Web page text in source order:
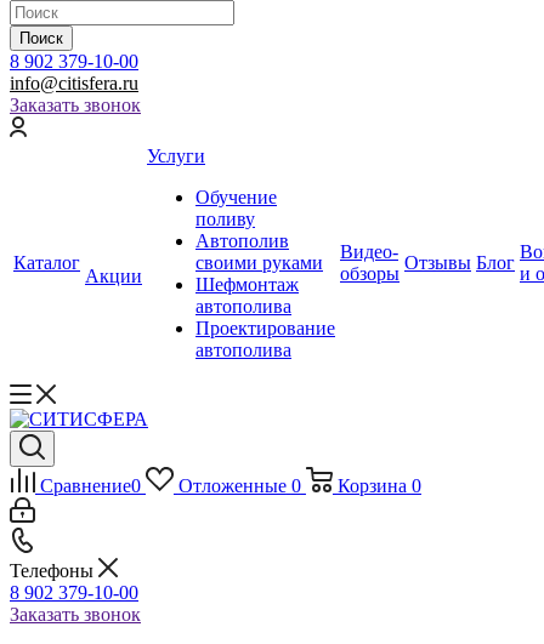
Поиск
8 902 379-10-00
info@citisfera.ru
Заказать звонок
Каталог
Акции
Услуги
Обучение
поливу
Автополив
своими руками
Шефмонтаж
автополива
Проектирование
автополива
Видео-
обзоры
Отзывы Блог
и
Сравнение0 Отложенные 0 Корзина 0
Телефоны
8 902 379-10-00
Заказать звонок